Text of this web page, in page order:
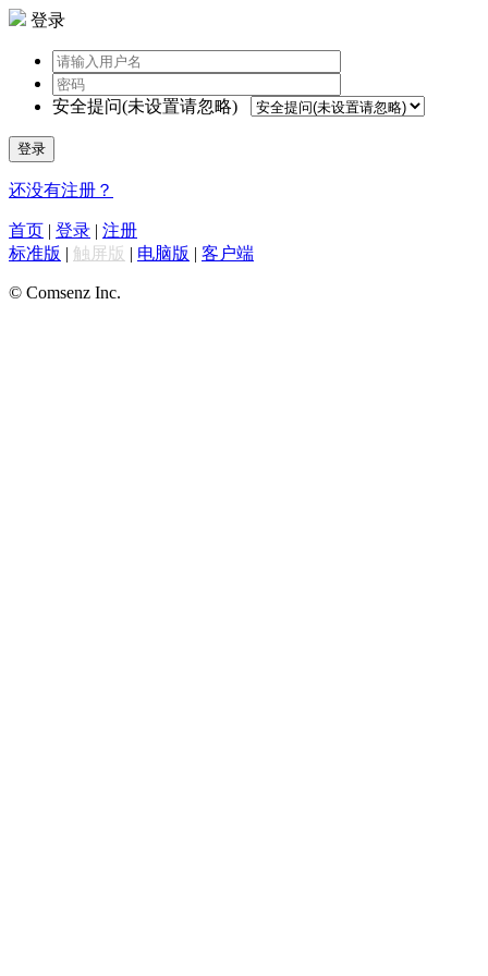
登录
安全提问(未设置请忽略)
登录
还没有注册？
首页 | 登录 | 注册
标准版 | 触屏版 | 电脑版 | 客户端
© Comsenz Inc.